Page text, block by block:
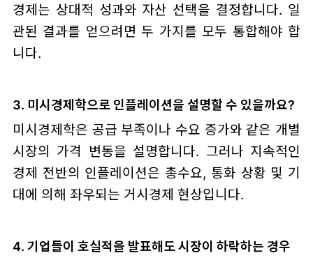
경제는 상대적 성과와 자산 선택을 결정합니다. 일
관된 결과를 얻으려면 두 가지를 모두 통합해야 합
니다.
3. 미시경제학으로 인플레이션을 설명할 수 있을까요?
미시경제학은 공급 부족이나 수요 증가와 같은 개별
시장의 가격 변동을 설명합니다. 그러나 지속적인
경제 전반의 인플레이션은 총수요, 통화 상황 및 기
대에 의해 좌우되는 거시경제 현상입니다.
4. 기업들이 호실적을 발표해도 시장이 하락하는 경우